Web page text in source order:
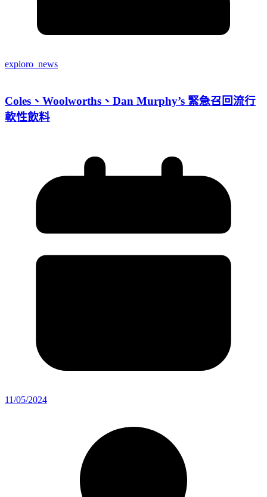
exploro_news
Coles、Woolworths、Dan Murphy’s 緊急召回流行
軟性飲料
11/05/2024